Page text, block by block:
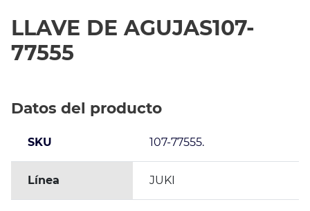
LLAVE DE AGUJAS107-
77555
Datos del producto
SKU 107-77555.
Línea JUKI